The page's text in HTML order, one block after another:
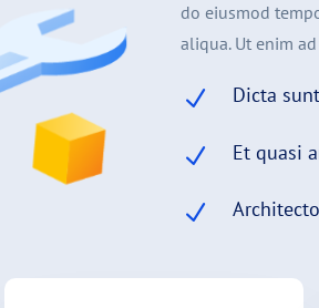
do eiusmod
aliqua. Ut enim ad
N Dicta
N Et quasi
N